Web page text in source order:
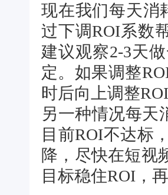
现在我们每天消
过下调ROI系数
建议观察2-3天
定。如果调整
时后向上调整
另一种情况每天
目前ROI不达标
降，尽快在短视
目标稳住ROI，